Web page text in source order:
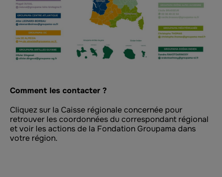
Comment les contacter ?
Cliquez sur la Caisse régionale concernée pour
retrouver les coordonnées du correspondant régional
et voir les actions de la Fondation Groupama dans
votre région.